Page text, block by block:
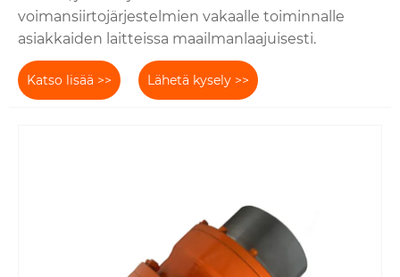
voimansiirtojärjestelmien vakaalle toiminnalle
asiakkaiden laitteissa maailmanlaajuisesti.
Katso lisää >> Lähetä kysely >>